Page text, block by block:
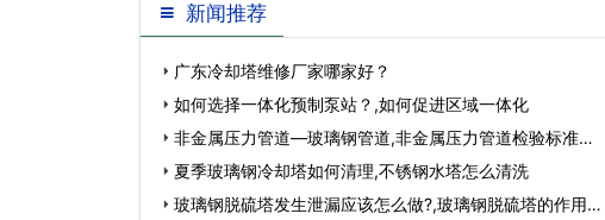
新闻推荐
广东冷却塔维修厂家哪家好？
如何选择一体化预制泵站？,如何促进区域一体化
非金属压力管道—玻璃钢管道,非金属压力管道检验标准…
夏季玻璃钢冷却塔如何清理,不锈钢水塔怎么清洗
玻璃钢脱硫塔发生泄漏应该怎么做?,玻璃钢脱硫塔的作用…